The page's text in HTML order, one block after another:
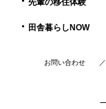
田舎暮らしNOW
お問い合わせ